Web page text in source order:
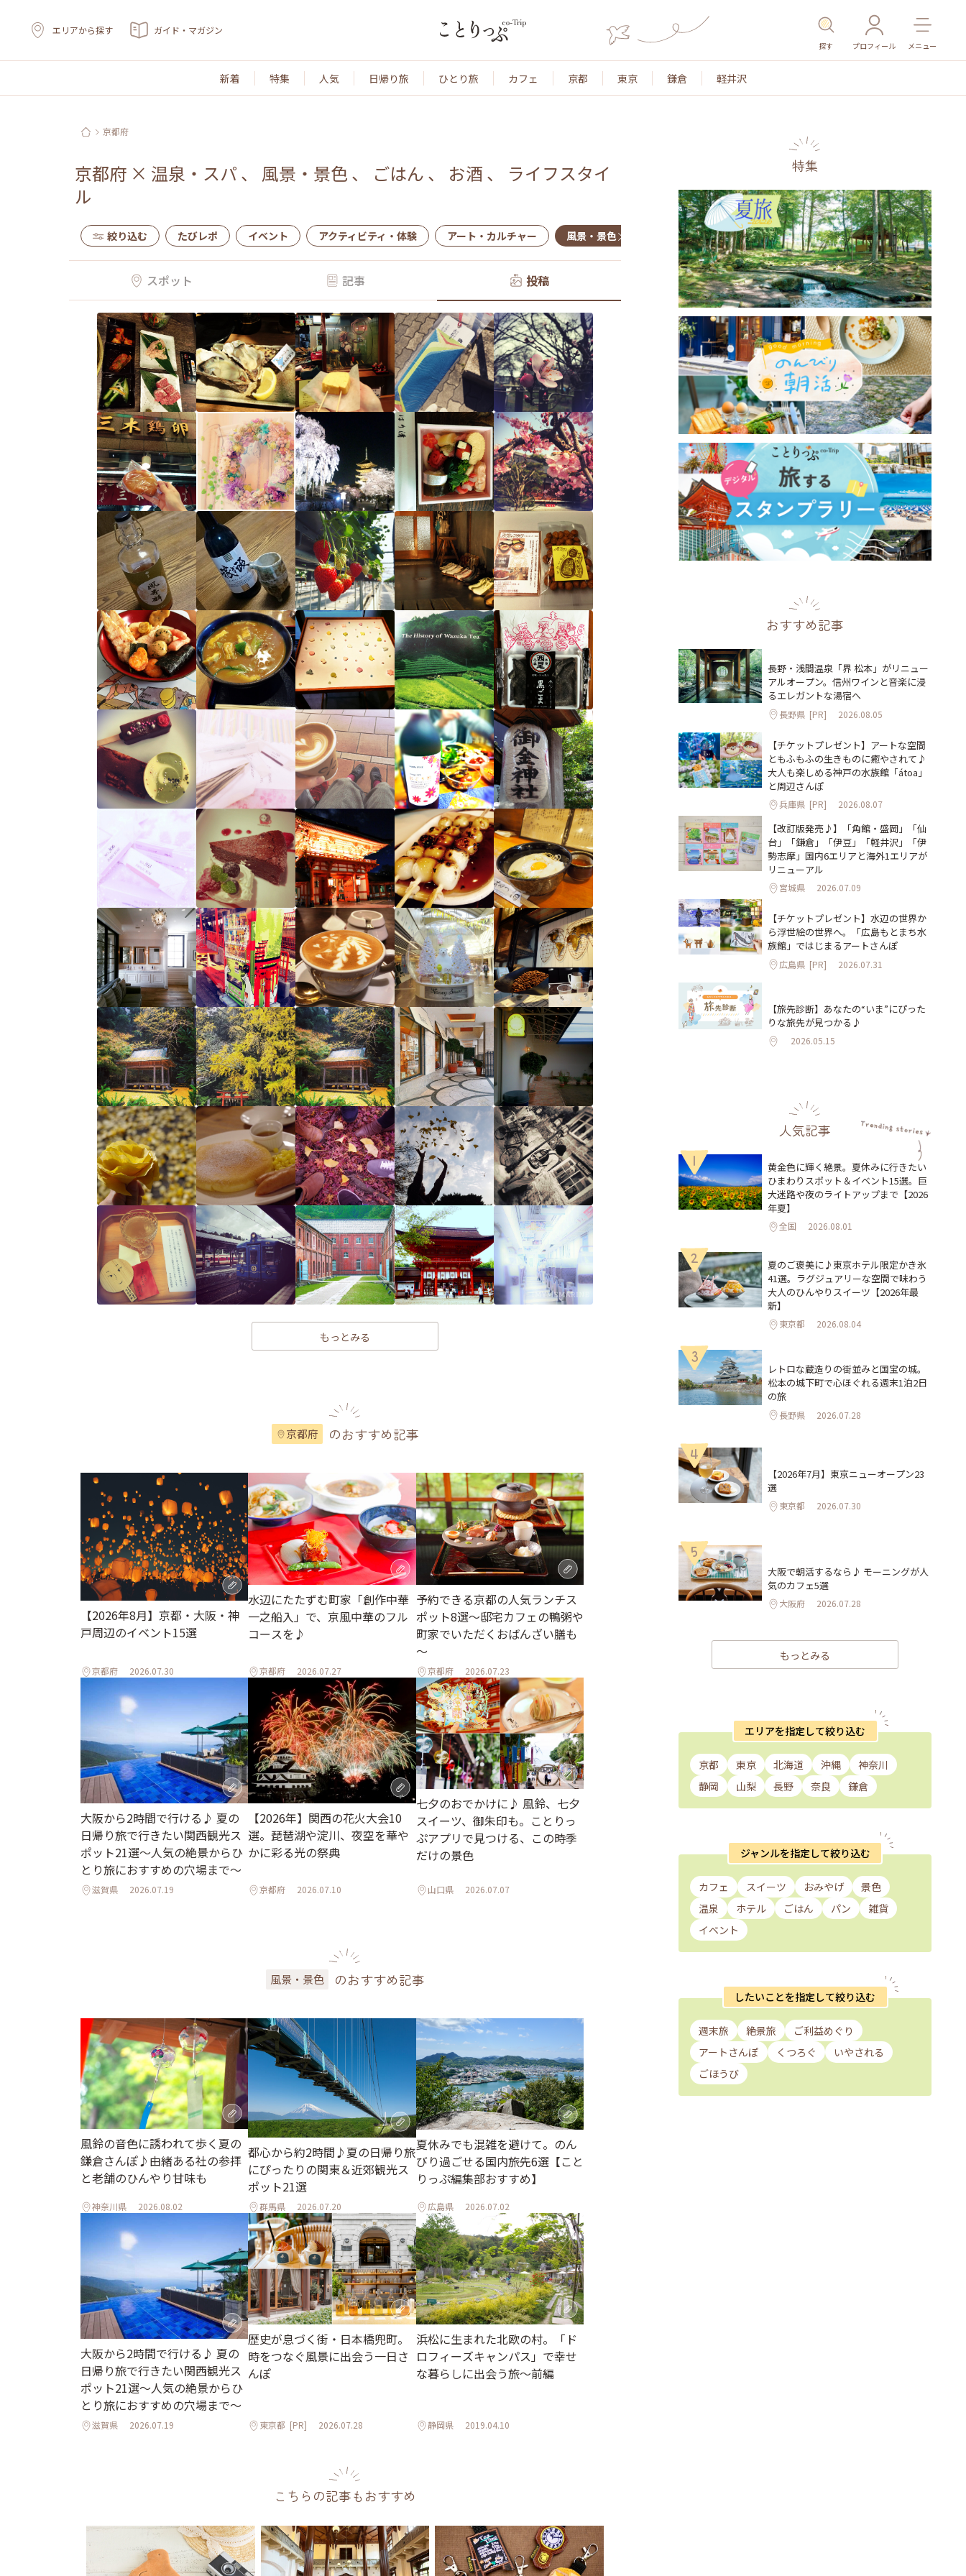
エリアから探す ガイド・マガジン
探す プロフィール メニュー
新着 特集 人気 日帰り旅 ひとり旅 カフェ 京都 東京 鎌倉 軽井沢
京都府
京都府 × 温泉・スパ 、 風景・景色 、 ごはん 、 お酒 、 ライフスタイ
ル
絞り込む たびレポ イベント アクティビティ・体験 アート・カルチャー 風景・景色 名所・旧跡 温泉・スパ その他施設 ごはん
スポット 記事 投稿
もっとみる
京都府 のおすすめ記事
【2026年8月】京都・大阪・神
戸周辺のイベント15選
京都府 2026.07.30
水辺にたたずむ町家「創作中華
一之船入」で、京風中華のフル
コースを♪
京都府 2026.07.27
予約できる京都の人気ランチス
ポット8選～邸宅カフェの鴨粥や
町家でいただくおばんざい膳も
～
京都府 2026.07.23
大阪から2時間で行ける♪ 夏の
日帰り旅で行きたい関西観光ス
ポット21選～人気の絶景からひ
とり旅におすすめの穴場まで～
滋賀県 2026.07.19
【2026年】関西の花火大会10
選。琵琶湖や淀川、夜空を華や
かに彩る光の祭典
京都府 2026.07.10
七夕のおでかけに♪ 風鈴、七夕
スイーツ、御朱印も。ことりっ
ぷアプリで見つける、この時季
だけの景色
山口県 2026.07.07
風景・景色 のおすすめ記事
風鈴の音色に誘われて歩く夏の
鎌倉さんぽ♪由緒ある社の参拝
と老舗のひんやり甘味も
神奈川県 2026.08.02
都心から約2時間♪夏の日帰り旅
にぴったりの関東＆近郊観光ス
ポット21選
群馬県 2026.07.20
夏休みでも混雑を避けて。のん
びり過ごせる国内旅先6選【こと
りっぷ編集部おすすめ】
広島県 2026.07.02
大阪から2時間で行ける♪ 夏の
日帰り旅で行きたい関西観光ス
ポット21選～人気の絶景からひ
とり旅におすすめの穴場まで～
滋賀県 2026.07.19
歴史が息づく街・日本橋兜町。
時をつなぐ風景に出会う一日さ
んぽ
東京都 [PR] 2026.07.28
浜松に生まれた北欧の村。「ド
ロフィーズキャンパス」で幸せ
な暮らしに出会う旅～前編
静岡県 2019.04.10
こちらの記事もおすすめ
特集
おすすめ記事
長野・浅間温泉「界 松本」がリニュー
アルオープン。信州ワインと音楽に浸
るエレガントな湯宿へ
長野県 [PR] 2026.08.05
【チケットプレゼント】アートな空間
ともふもふの生きものに癒やされて♪
大人も楽しめる神戸の水族館「átoa」
と周辺さんぽ
兵庫県 [PR] 2026.08.07
【改訂版発売♪】「角館・盛岡」「仙
台」「鎌倉」「伊豆」「軽井沢」「伊
勢志摩」国内6エリアと海外1エリアが
リニューアル
宮城県 2026.07.09
【チケットプレゼント】水辺の世界か
ら浮世絵の世界へ。「広島もとまち水
族館」ではじまるアートさんぽ
広島県 [PR] 2026.07.31
【旅先診断】あなたの“いま”にぴった
りな旅先が見つかる♪
2026.05.15
人気記事
1
黄金色に輝く絶景。夏休みに行きたい
ひまわりスポット＆イベント15選。巨
大迷路や夜のライトアップまで【2026
年夏】
全国 2026.08.01
2
夏のご褒美に♪東京ホテル限定かき氷
41選。ラグジュアリーな空間で味わう
大人のひんやりスイーツ【2026年最
新】
東京都 2026.08.04
3
レトロな蔵造りの街並みと国宝の城。
松本の城下町で心ほぐれる週末1泊2日
の旅
長野県 2026.07.28
4
【2026年7月】東京ニューオープン23
選
東京都 2026.07.30
5
大阪で朝活するなら♪ モーニングが人
気のカフェ5選
大阪府 2026.07.28
もっとみる
エリアを指定して絞り込む
京都 東京 北海道 沖縄
神奈川
静岡
山梨 長野 奈良 鎌倉
ジャンルを指定して絞り込む
カフェ スイーツ おみやげ
景色
温泉
ホテル ごはん パン
雑貨
イベント
したいことを指定して絞り込む
週末旅 絶景旅
ご利益めぐり
アートさんぽ
くつろぐ
いやされる
ごほうび